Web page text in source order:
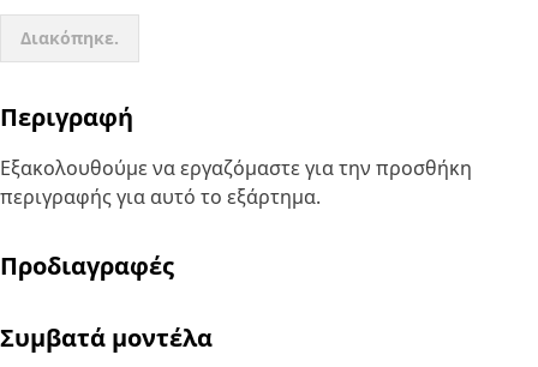
Διακόπηκε.
Περιγραφή
Εξακολουθούμε να εργαζόμαστε για την προσθήκη
περιγραφής για αυτό το εξάρτημα.
Προδιαγραφές
Συμβατά μοντέλα